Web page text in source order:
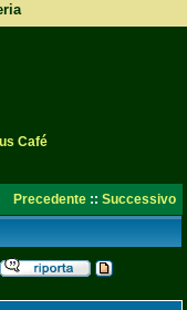
Café
Precedente :: Successivo